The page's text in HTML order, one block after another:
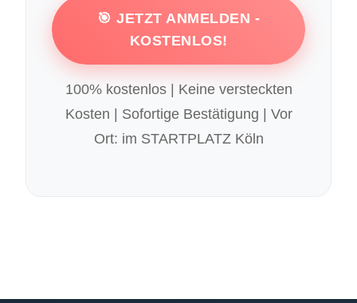
🎯 JETZT ANMELDEN -
KOSTENLOS!
100% kostenlos | Keine versteckten
Kosten | Sofortige Bestätigung | Vor
Ort: im STARTPLATZ Köln